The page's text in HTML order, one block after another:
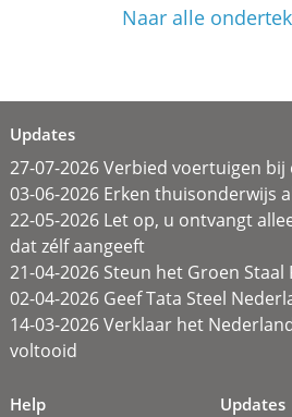
Naar alle
Updates
27-07-2026 Verbied voertuigen
03-06-2026 Erken thuisonderwijs
22-05-2026 Let op, u ontvangt
dat zélf aangeeft
21-04-2026 Steun het Groen Staal
02-04-2026 Geef Tata Steel
14-03-2026 Verklaar het
voltooid
Help
Updates